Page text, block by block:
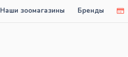
Наши зоомагазины Бренды